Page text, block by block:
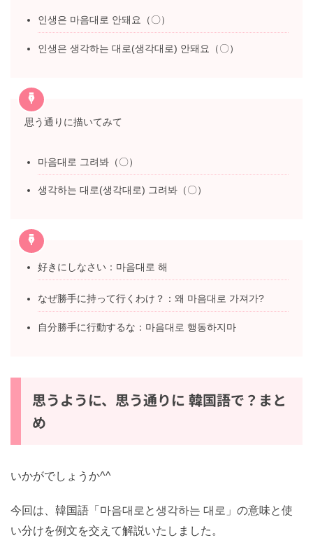
인생은 마음대로 안돼요（〇）
인생은 생각하는 대로(생각대로) 안돼요（〇）
思う通りに描いてみて
마음대로 그려봐（〇）
생각하는 대로(생각대로) 그려봐（〇）
好きにしなさい：마음대로 해
なぜ勝手に持って行くわけ？：왜 마음대로 가져가?
自分勝手に行動するな：마음대로 행동하지마
思うように、思う通りに 韓国語で？まと
め
いかがでしょうか^^
今回は、韓国語「마음대로と생각하는 대로」の意味と使
い分けを例文を交えて解説いたしました。